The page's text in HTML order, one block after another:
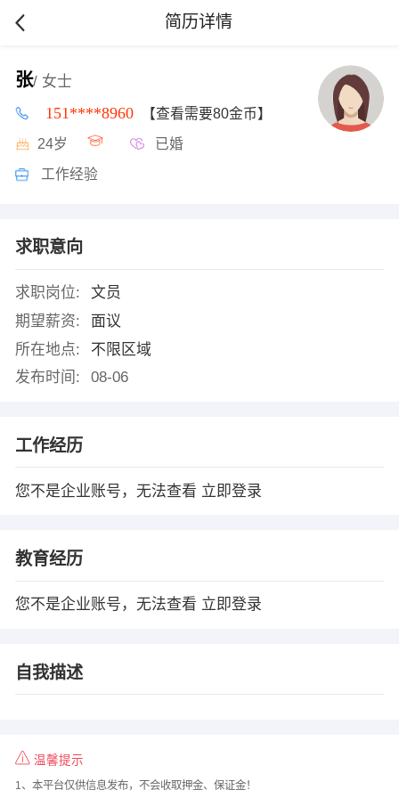
简历详情
张/ 女士
151****8960 【查看需要80金币】
24岁 已婚
工作经验
求职意向
求职岗位:
文员
期望薪资:
面议
所在地点:
不限区域
发布时间:
08-06
工作经历
您不是企业账号，无法查看 立即登录
教育经历
您不是企业账号，无法查看 立即登录
自我描述
温馨提示
1、本平台仅供信息发布，不会收取押金、保证金！